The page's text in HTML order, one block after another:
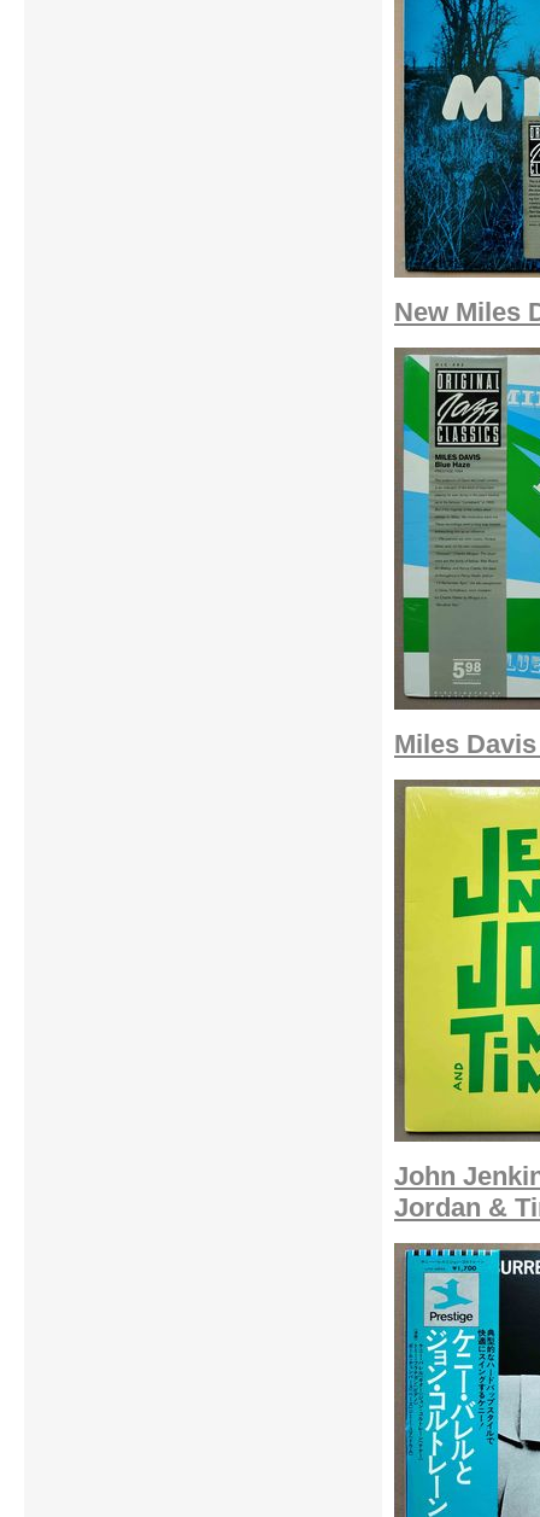
New Miles
Miles
John
Jordan &